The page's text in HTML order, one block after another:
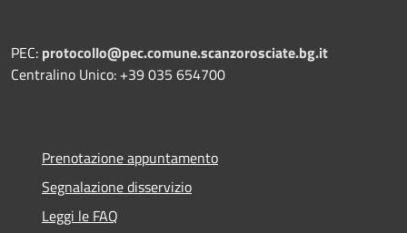
PEC: protocollo@pec.comune.scanzorosciate.bg.it
Centralino Unico: +39 035 654700
Prenotazione appuntamento
Segnalazione disservizio
Leggi le FAQ